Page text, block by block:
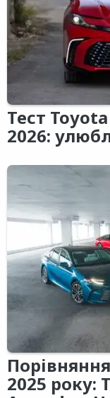
Тест
2026:
2025 року: